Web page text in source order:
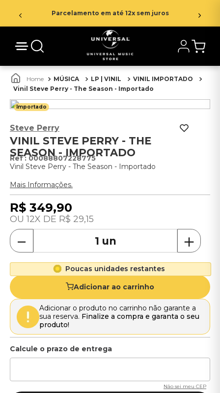
Parcelamento em até 12x sem juros
MÚSICA LP | VINIL
VINIL IMPORTADO
Vinil Steve Perry - The Season - Importado
Importado
Steve Perry
VINIL STEVE PERRY - THE
SEASON - IMPORTADO
: 00088807228775
Vinil Steve Perry - The Season - Importado
Mais Informações.
R$ 349,90
12 R$ 29,15
＋
－
Poucas unidades restantes
Adicionar ao carrinho
Adicionar o produto no carrinho não garante a
sua reserva. Finalize a compra e garanta o seu
produto!
Não sei meu CEP